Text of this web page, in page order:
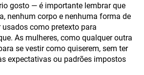
gosto — é importante lembrar que
nenhum corpo e nenhuma forma de
usados como pretexto para
As mulheres, como qualquer outra
se vestir como quiserem, sem ter
expectativas ou padrões impostos